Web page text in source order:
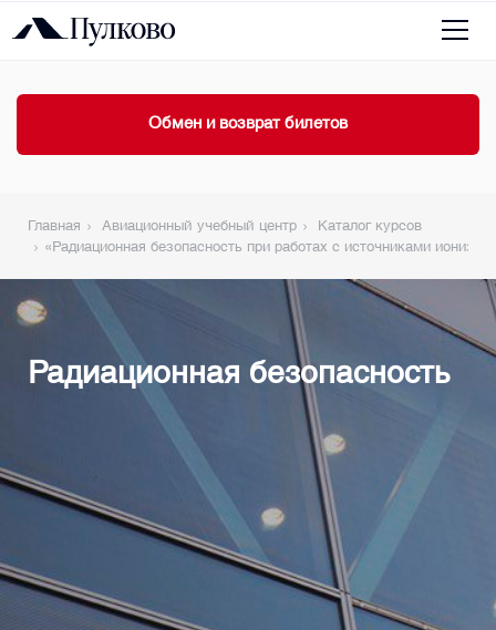
Обмен и возврат билетов
Главная Авиационный учебный центр
Каталог курсов
«Радиационная безопасность при работах с источниками
Радиационная безопасность